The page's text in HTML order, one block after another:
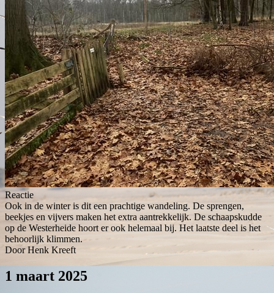
Reactie
Ook in de winter is dit een prachtige wandeling. De sprengen,
beekjes en vijvers maken het extra aantrekkelijk. De schaapskudde
op de Westerheide hoort er ook helemaal bij. Het laatste deel is het
behoorlijk klimmen.
Door Henk Kreeft
1 maart 2025